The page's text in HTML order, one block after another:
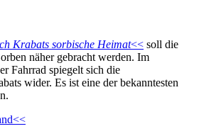
Krabats sorbische Heimat<< soll die
näher gebracht werden. Im
Fahrrad spiegelt sich die
wider. Es ist eine der bekanntesten